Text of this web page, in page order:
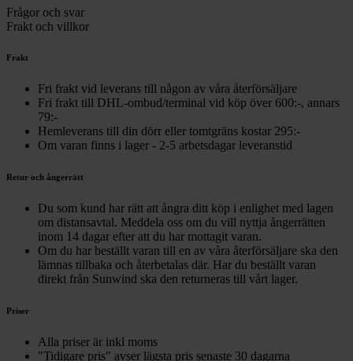
Frågor och svar
Frakt och villkor
Frakt
Fri frakt vid leverans till någon av våra återförsäljare
Fri frakt till DHL-ombud/terminal vid köp över 600:-, annars
79:-
Hemleverans till din dörr eller tomtgräns kostar 295:-
Om varan finns i lager - 2-5 arbetsdagar leveranstid
Retur och ångerrätt
Du som kund har rätt att ångra ditt köp i enlighet med lagen
om distansavtal. Meddela oss om du vill nyttja ångerrätten
inom 14 dagar efter att du har mottagit varan.
Om du har beställt varan till en av våra återförsäljare ska den
lämnas tillbaka och återbetalas där. Har du beställt varan
direkt från Sunwind ska den returneras till vårt lager.
Priser
Alla priser är inkl moms
"Tidigare pris" avser lägsta pris senaste 30 dagarna